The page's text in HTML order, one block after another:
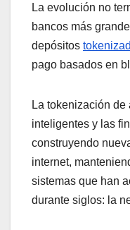
La evolución no
bancos más
depósitos
pago basados en
La tokenización
inteligentes y las
construyendo
internet,
sistemas que han
durante siglos: la